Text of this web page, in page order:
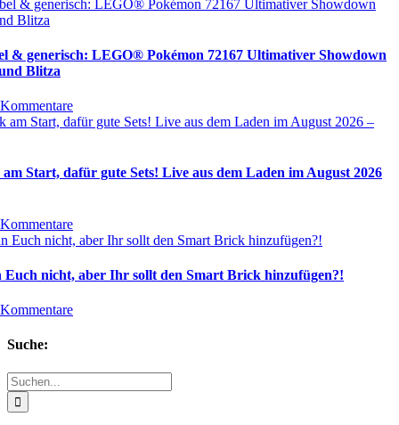
& generisch: LEGO® Pokémon 72167 Ultimativer Showdown
Blitza
Start, dafür gute Sets! Live aus dem Laden im August 2026
nicht, aber Ihr sollt den Smart Brick hinzufügen?!
Suche:
Suche
nach: